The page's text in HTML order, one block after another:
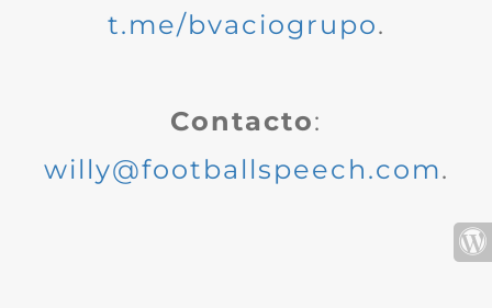
t.me/bvaciogrupo.
Contacto:
willy@footballspeech.com.